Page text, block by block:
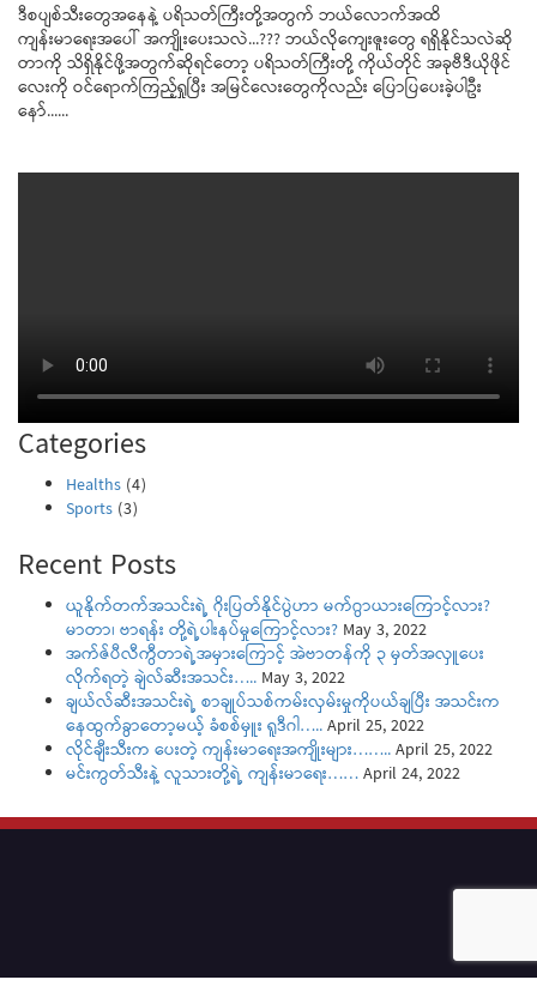
ဒီစပျစ်သီးတွေအနေနဲ့ ပရိသတ်ကြီးတို့အတွက် ဘယ်လောက်အထိ
ကျန်းမာရေးအပေါ် အကျိုးပေးသလဲ...??? ဘယ်လိုကျေးဇူးတွေ ရရှိနိုင်သလဲဆို
တာကို သိရှိနိုင်ဖို့အတွက်ဆိုရင်တော့ ပရိသတ်ကြီးတို့ ကိုယ်တိုင် အခုဗီဒီယိုဖိုင်
လေးကို ဝင်ရောက်ကြည့်ရှုပြီး အမြင်လေးတွေကိုလည်း ပြောပြပေးခဲ့ပါဦး
နော်......
Categories
Healths (4)
Sports (3)
Recent Posts
ယူနိုက်တက်အသင်းရဲ့ ဂိုးပြတ်နိုင်ပွဲဟာ မက်ဂွာယားကြောင့်လား?
မာတာ၊ ဗာရန်း တို့ရဲ့ပါးနပ်မှုကြောင့်လား? May 3, 2022
အက်ဇ်ပီလီကွီတာရဲ့အမှားကြောင့် အဲဗာတန်ကို ၃ မှတ်အလှူပေး
လိုက်ရတဲ့ ချဲလ်ဆီးအသင်း….. May 3, 2022
ချယ်လ်ဆီးအသင်းရဲ့ စာချုပ်သစ်ကမ်းလှမ်းမှုကိုပယ်ချပြီး အသင်းက
နေထွက်ခွာတော့မယ့် ခံစစ်မှူး ရူဒီဂါ…..April 25, 2022
လိုင်ချီးသီးက ပေးတဲ့ ကျန်းမာရေးအကျိုးများ……..April 25, 2022
မင်းကွတ်သီးနဲ့ လူသားတို့ရဲ့ ကျန်းမာရေး……April 24, 2022